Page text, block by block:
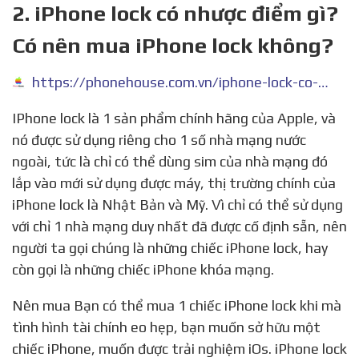
2. iPhone lock có nhược điểm gì?
Có nên mua iPhone lock không?
https://phonehouse.com.vn/iphone-lock-co-nhuoc-diem-gi/
IPhone lock là 1 sản phẩm chính hãng của Apple, và
nó được sử dụng riêng cho 1 số nhà mạng nước
ngoài, tức là chỉ có thể dùng sim của nhà mạng đó
lắp vào mới sử dụng được máy, thị trường chính của
iPhone lock là Nhật Bản và Mỹ. Vì chỉ có thể sử dụng
với chỉ 1 nhà mạng duy nhất đã được cố định sẵn, nên
người ta gọi chúng là những chiếc iPhone lock, hay
còn gọi là những chiếc iPhone khóa mạng.
Nên mua Bạn có thể mua 1 chiếc iPhone lock khi mà
tình hình tài chính eo hẹp, bạn muốn sở hữu một
chiếc iPhone, muốn được trải nghiệm iOs. iPhone lock